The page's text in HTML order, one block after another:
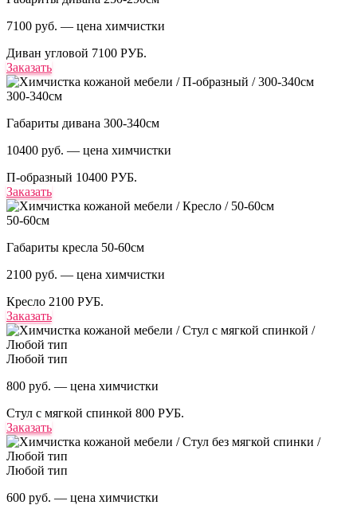
7100 руб. — цена химчистки
Диван угловой 7100 РУБ.
Заказать
300-340см
Габариты дивана 300-340см
10400 руб. — цена химчистки
П-образный 10400 РУБ.
Заказать
50-60см
Габариты кресла 50-60см
2100 руб. — цена химчистки
Кресло 2100 РУБ.
Заказать
Любой тип
800 руб. — цена химчистки
Стул с мягкой спинкой 800 РУБ.
Заказать
Любой тип
600 руб. — цена химчистки